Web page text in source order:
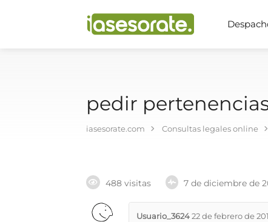
pedir
iasesorate.com Consultas legales online
488 visitas 7 de diciembre de
Usuario_362422 de febrero de